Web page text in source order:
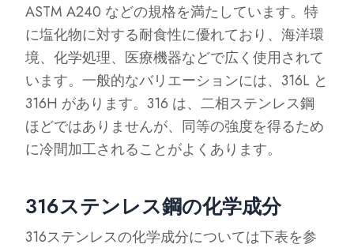
ASTM A240 などの規格を満たしています。特
に塩化物に対する耐食性に優れており、海洋環
境、化学処理、医療機器などで広く使用されて
います。一般的なバリエーションには、316L と
316H があります。316 は、二相ステンレス鋼
ほどではありませんが、同等の強度を得るため
に冷間加工されることがよくあります。
316ステンレス鋼の化学成分
316ステンレスの化学成分については下表を参